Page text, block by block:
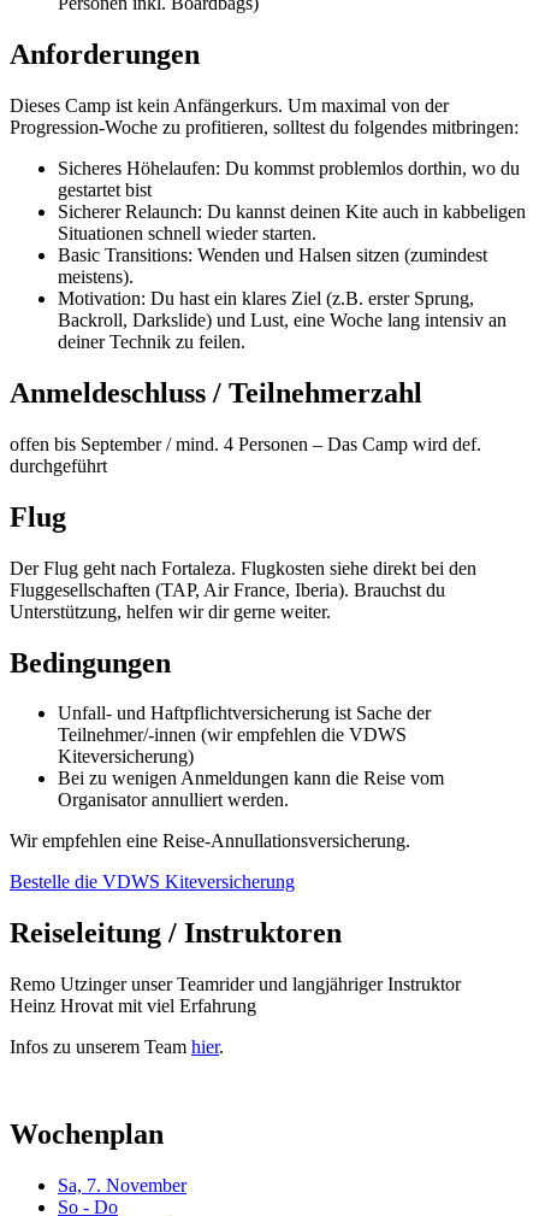
Anforderungen
Dieses Camp ist kein Anfängerkurs. Um maximal von der
Progression-Woche zu profitieren, solltest du folgendes mitbringen:
Sicheres Höhelaufen: Du kommst problemlos dorthin, wo du
gestartet bist
Sicherer Relaunch: Du kannst deinen Kite auch in kabbeligen
Situationen schnell wieder starten.
Basic Transitions: Wenden und Halsen sitzen (zumindest
meistens).
Motivation: Du hast ein klares Ziel (z.B. erster Sprung,
Backroll, Darkslide) und Lust, eine Woche lang intensiv an
deiner Technik zu feilen.
Anmeldeschluss / Teilnehmerzahl
offen bis September / mind. 4 Personen – Das Camp wird def.
durchgeführt
Flug
Der Flug geht nach Fortaleza. Flugkosten siehe direkt bei den
Fluggesellschaften (TAP, Air France, Iberia). Brauchst du
Unterstützung, helfen wir dir gerne weiter.
Bedingungen
Unfall- und Haftpflichtversicherung ist Sache der
Teilnehmer/-innen (wir empfehlen die VDWS
Kiteversicherung)
Bei zu wenigen Anmeldungen kann die Reise vom
Organisator annulliert werden.
Wir empfehlen eine Reise-Annullationsversicherung.
Bestelle die VDWS Kiteversicherung
Reiseleitung / Instruktoren
Remo Utzinger unser Teamrider und langjähriger Instruktor
Heinz Hrovat mit viel Erfahrung
Infos zu unserem Team hier.
Wochenplan
Sa, 7. November
So - Do